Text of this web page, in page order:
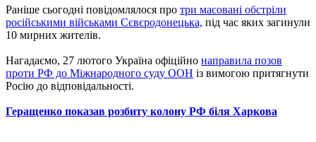
Раніше сьогодні повідомлялося про три масовані обстріли
російськими військами Сєвєродонецька, під час яких загинули
10 мирних жителів.
Нагадаємо, 27 лютого Україна офіційно направила позов
проти РФ до Міжнародного суду ООН із вимогою притягнути
Росію до відповідальності.
Геращенко показав розбиту колону РФ біля Харкова